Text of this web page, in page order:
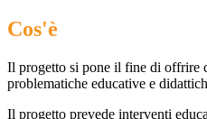
Cos'è
Il progetto si pone il fine di offrire
problematiche educative e
Il progetto prevede interventi